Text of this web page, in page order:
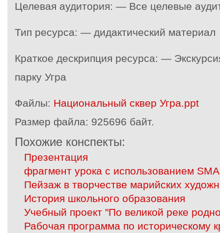
Целевая аудитория: — Все целевые
Тип ресурса: — дидактический материал
Краткое дескрипция ресурса: —
парку Угра
Файлы: Национальный сквер Угра.ppt
Размер файла: 925696 байт.
Похожие конспекты:
Презентация
фрагмент урока с использованием
Пейзаж в творчестве марийских
История школьного образования
Учебный проект "По великой реке
Рабочая программа по историческому